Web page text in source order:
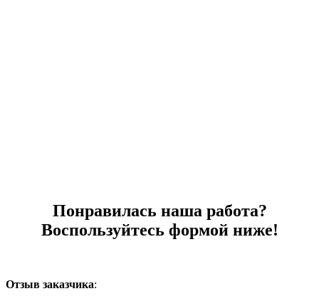
Понравилась наша работа?
Воспользуйтесь формой ниже!
Отзыв заказчика: